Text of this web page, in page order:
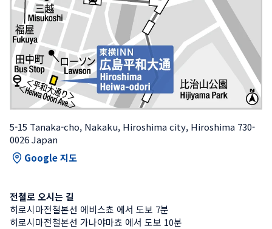
5-15 Tanaka-cho, Nakaku, Hiroshima city, Hiroshima 730-
0026 Japan
Google 지도
전철로 오시는 길
히로시마전철본선 에비스쵸 에서 도보 7분
히로시마전철본선 가나야마쵸 에서 도보 10분